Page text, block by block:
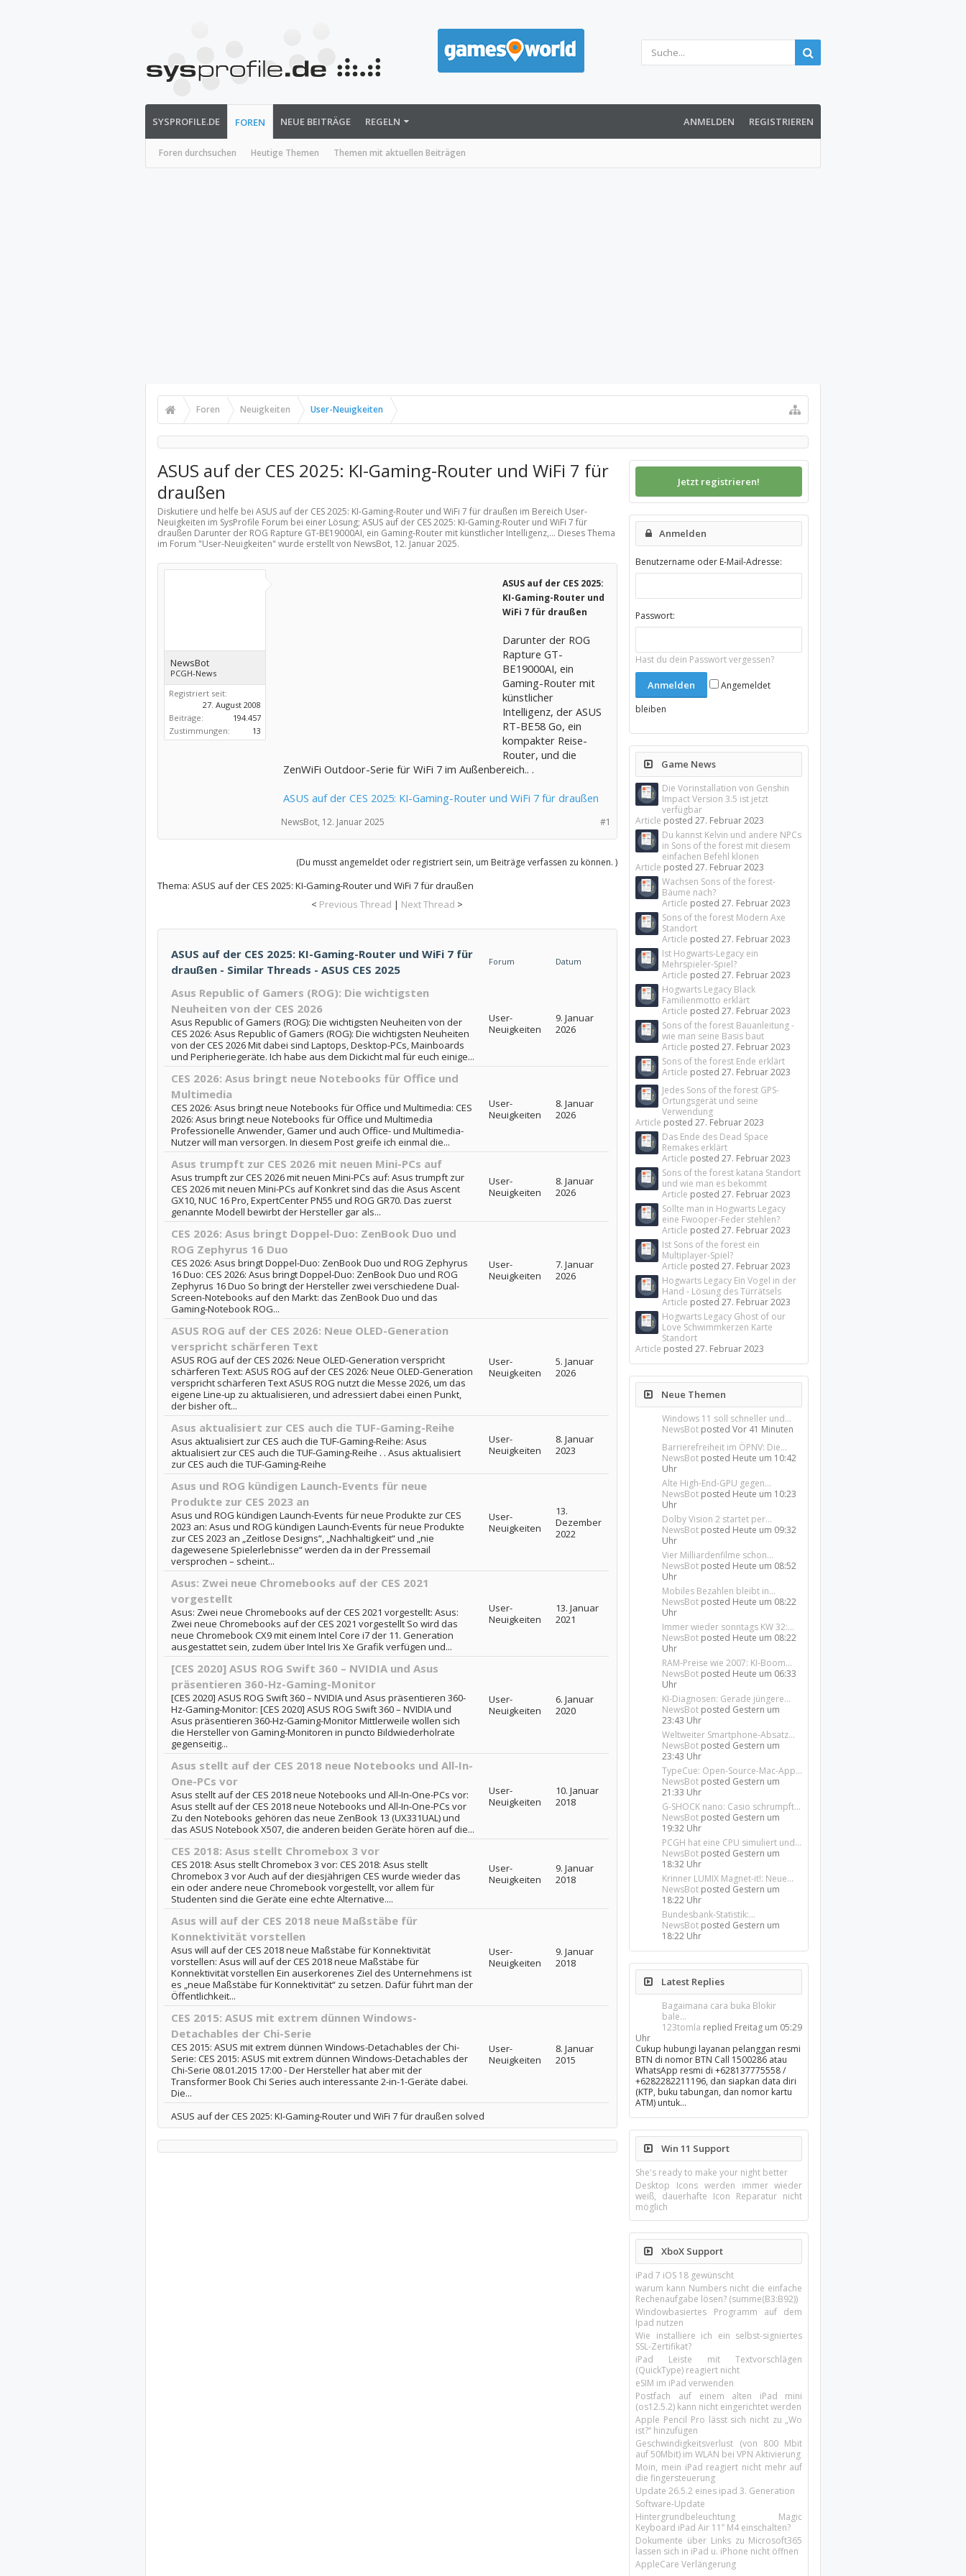
SYSPROFILE.DE FOREN
Foren durchsuchen Heutige Themen Themen mit aktuellen Beiträgen
NEUE BEITRÄGE REGELN ANMELDEN REGISTRIEREN
Foren Neuigkeiten User-Neuigkeiten
ASUS auf der CES 2025: KI-Gaming-Router und WiFi 7 für
draußen
Diskutiere und helfe bei ASUS auf der CES 2025: KI-Gaming-Router und WiFi 7 für draußen im Bereich User-
Neuigkeiten im SysProfile Forum bei einer Lösung; ASUS auf der CES 2025: KI-Gaming-Router und WiFi 7 für
draußen Darunter der ROG Rapture GT-BE19000AI, ein Gaming-Router mit künstlicher Intelligenz,... Dieses Thema
im Forum "User-Neuigkeiten" wurde erstellt von NewsBot, 12. Januar 2025.
NewsBot
PCGH-News
Registriert seit:
27. August 2008
Beiträge:
194.457
Zustimmungen:
13
ASUS auf der CES 2025:
KI-Gaming-Router und
WiFi 7 für draußen
Darunter der ROG
Rapture GT-
BE19000AI, ein
Gaming-Router mit
künstlicher
Intelligenz, der ASUS
RT-BE58 Go, ein
kompakter Reise-
Router, und die
ZenWiFi Outdoor-Serie für WiFi 7 im Außenbereich.. .
ASUS auf der CES 2025: KI-Gaming-Router und WiFi 7 für draußen
#1
NewsBot, 12. Januar 2025
(Du musst angemeldet oder registriert sein, um Beiträge verfassen zu können. )
Thema: ASUS auf der CES 2025: KI-Gaming-Router und WiFi 7 für draußen
< Previous Thread | Next Thread >
ASUS auf der CES 2025: KI-Gaming-Router und WiFi 7 für
draußen - Similar Threads - ASUS CES 2025
Forum Datum
Asus Republic of Gamers (ROG): Die wichtigsten
Neuheiten von der CES 2026
Asus Republic of Gamers (ROG): Die wichtigsten Neuheiten von der
CES 2026: Asus Republic of Gamers (ROG): Die wichtigsten Neuheiten
von der CES 2026 Mit dabei sind Laptops, Desktop-PCs, Mainboards
und Peripheriegeräte. Ich habe aus dem Dickicht mal für euch einige...
User-
Neuigkeiten
9. Januar
2026
CES 2026: Asus bringt neue Notebooks für Office und
Multimedia
CES 2026: Asus bringt neue Notebooks für Office und Multimedia: CES
2026: Asus bringt neue Notebooks für Office und Multimedia
Professionelle Anwender, Gamer und auch Office- und Multimedia-
Nutzer will man versorgen. In diesem Post greife ich einmal die...
User-
Neuigkeiten
8. Januar
2026
Asus trumpft zur CES 2026 mit neuen Mini-PCs auf
Asus trumpft zur CES 2026 mit neuen Mini-PCs auf: Asus trumpft zur
CES 2026 mit neuen Mini-PCs auf Konkret sind das die Asus Ascent
GX10, NUC 16 Pro, ExpertCenter PN55 und ROG GR70. Das zuerst
genannte Modell bewirbt der Hersteller gar als...
User-
Neuigkeiten
8. Januar
2026
CES 2026: Asus bringt Doppel-Duo: ZenBook Duo und
ROG Zephyrus 16 Duo
CES 2026: Asus bringt Doppel-Duo: ZenBook Duo und ROG Zephyrus
16 Duo: CES 2026: Asus bringt Doppel-Duo: ZenBook Duo und ROG
Zephyrus 16 Duo So bringt der Hersteller zwei verschiedene Dual-
Screen-Notebooks auf den Markt: das ZenBook Duo und das
Gaming-Notebook ROG...
User-
Neuigkeiten
7. Januar
2026
ASUS ROG auf der CES 2026: Neue OLED-Generation
verspricht schärferen Text
ASUS ROG auf der CES 2026: Neue OLED-Generation verspricht
schärferen Text: ASUS ROG auf der CES 2026: Neue OLED-Generation
verspricht schärferen Text ASUS ROG nutzt die Messe 2026, um das
eigene Line-up zu aktualisieren, und adressiert dabei einen Punkt,
der bisher oft...
User-
Neuigkeiten
5. Januar
2026
Asus aktualisiert zur CES auch die TUF-Gaming-Reihe
Asus aktualisiert zur CES auch die TUF-Gaming-Reihe: Asus
aktualisiert zur CES auch die TUF-Gaming-Reihe . . Asus aktualisiert
zur CES auch die TUF-Gaming-Reihe
User-
Neuigkeiten
8. Januar
2023
Asus und ROG kündigen Launch-Events für neue
Produkte zur CES 2023 an
Asus und ROG kündigen Launch-Events für neue Produkte zur CES
2023 an: Asus und ROG kündigen Launch-Events für neue Produkte
zur CES 2023 an „Zeitlose Designs“, „Nachhaltigkeit“ und „nie
dagewesene Spielerlebnisse“ werden da in der Pressemail
versprochen – scheint...
User-
Neuigkeiten
13.
Dezember
2022
Asus: Zwei neue Chromebooks auf der CES 2021
vorgestellt
Asus: Zwei neue Chromebooks auf der CES 2021 vorgestellt: Asus:
Zwei neue Chromebooks auf der CES 2021 vorgestellt So wird das
neue Chromebook CX9 mit einem Intel Core i7 der 11. Generation
ausgestattet sein, zudem über Intel Iris Xe Grafik verfügen und...
User-
Neuigkeiten
13. Januar
2021
[CES 2020] ASUS ROG Swift 360 – NVIDIA und Asus
präsentieren 360-Hz-Gaming-Monitor
[CES 2020] ASUS ROG Swift 360 – NVIDIA und Asus präsentieren 360-
Hz-Gaming-Monitor: [CES 2020] ASUS ROG Swift 360 – NVIDIA und
Asus präsentieren 360-Hz-Gaming-Monitor Mittlerweile wollen sich
die Hersteller von Gaming-Monitoren in puncto Bildwiederholrate
gegenseitig...
User-
Neuigkeiten
6. Januar
2020
Asus stellt auf der CES 2018 neue Notebooks und All-In-
One-PCs vor
Asus stellt auf der CES 2018 neue Notebooks und All-In-One-PCs vor:
Asus stellt auf der CES 2018 neue Notebooks und All-In-One-PCs vor
Zu den Notebooks gehören das neue ZenBook 13 (UX331UAL) und
das ASUS Notebook X507, die anderen beiden Geräte hören auf die...
User-
Neuigkeiten
10. Januar
2018
CES 2018: Asus stellt Chromebox 3 vor
CES 2018: Asus stellt Chromebox 3 vor: CES 2018: Asus stellt
Chromebox 3 vor Auch auf der diesjährigen CES wurde wieder das
ein oder andere neue Chromebook vorgestellt, vor allem für
Studenten sind die Geräte eine echte Alternative....
User-
Neuigkeiten
9. Januar
2018
Asus will auf der CES 2018 neue Maßstäbe für
Konnektivität vorstellen
Asus will auf der CES 2018 neue Maßstäbe für Konnektivität
vorstellen: Asus will auf der CES 2018 neue Maßstäbe für
Konnektivität vorstellen Ein auserkorenes Ziel des Unternehmens ist
es „neue Maßstäbe für Konnektivität“ zu setzen. Dafür führt man der
Öffentlichkeit...
User-
Neuigkeiten
9. Januar
2018
CES 2015: ASUS mit extrem dünnen Windows-
Detachables der Chi-Serie
CES 2015: ASUS mit extrem dünnen Windows-Detachables der Chi-
Serie: CES 2015: ASUS mit extrem dünnen Windows-Detachables der
Chi-Serie 08.01.2015 17:00 - Der Hersteller hat aber mit der
Transformer Book Chi Series auch interessante 2-in-1-Geräte dabei.
Die...
User-
Neuigkeiten
8. Januar
2015
ASUS auf der CES 2025: KI-Gaming-Router und WiFi 7 für draußen solved
Jetzt registrieren!
Anmelden
Benutzername oder E-Mail-Adresse:
Passwort:
Hast du dein Passwort vergessen?
Angemeldet
bleiben
Game News
Die Vorinstallation von Genshin
Impact Version 3.5 ist jetzt
verfügbar
Article posted27. Februar 2023
Du kannst Kelvin und andere NPCs
in Sons of the forest mit diesem
einfachen Befehl klonen
Article posted27. Februar 2023
Wachsen Sons of the forest-
Bäume nach?
Article posted27. Februar 2023
Sons of the forest Modern Axe
Standort
Article posted27. Februar 2023
Ist Hogwarts-Legacy ein
Mehrspieler-Spiel?
Article posted27. Februar 2023
Hogwarts Legacy Black
Familienmotto erklärt
Article posted27. Februar 2023
Sons of the forest Bauanleitung -
wie man seine Basis baut
Article posted27. Februar 2023
Sons of the forest Ende erklärt
Article posted27. Februar 2023
Jedes Sons of the forest GPS-
Ortungsgerät und seine
Verwendung
Article posted27. Februar 2023
Das Ende des Dead Space
Remakes erklärt
Article posted27. Februar 2023
Sons of the forest katana Standort
und wie man es bekommt
Article posted27. Februar 2023
Sollte man in Hogwarts Legacy
eine Fwooper-Feder stehlen?
Article posted27. Februar 2023
Ist Sons of the forest ein
Multiplayer-Spiel?
Article posted27. Februar 2023
Hogwarts Legacy Ein Vogel in der
Hand - Lösung des Türrätsels
Article posted27. Februar 2023
Hogwarts Legacy Ghost of our
Love Schwimmkerzen Karte
Standort
Article posted27. Februar 2023
Neue Themen
Windows 11 soll schneller und...
NewsBot postedVor 41 Minuten
Barrierefreiheit im ÖPNV: Die...
NewsBot posted Heute um 10:42
Uhr
Alte High-End-GPU gegen...
NewsBot posted Heute um 10:23
Uhr
Dolby Vision 2 startet per...
NewsBot posted Heute um 09:32
Uhr
Vier Milliardenfilme schon...
NewsBot posted Heute um 08:52
Uhr
Mobiles Bezahlen bleibt in...
NewsBot posted Heute um 08:22
Uhr
Immer wieder sonntags KW 32:...
NewsBot posted Heute um 08:22
Uhr
RAM-Preise wie 2007: KI-Boom...
NewsBot posted Heute um 06:33
Uhr
KI-Diagnosen: Gerade jüngere...
NewsBot posted Gestern um
23:43 Uhr
Weltweiter Smartphone-Absatz...
NewsBot posted Gestern um
23:43 Uhr
TypeCue: Open-Source-Mac-App...
NewsBot posted Gestern um
21:33 Uhr
G-SHOCK nano: Casio schrumpft...
NewsBot posted Gestern um
19:32 Uhr
PCGH hat eine CPU simuliert und...
NewsBot posted Gestern um
18:32 Uhr
Krinner LUMIX Magnet-it!: Neue...
NewsBot posted Gestern um
18:22 Uhr
Bundesbank-Statistik:...
NewsBot posted Gestern um
18:22 Uhr
Latest Replies
Bagaimana cara buka Blokir
bale...
123tomla replied Freitag um 05:29
Uhr
Cukup hubungi layanan pelanggan resmi
BTN di nomor BTN Call 1500286 atau
WhatsApp resmi di +628137775558 /
+6282282211196, dan siapkan data diri
(KTP, buku tabungan, dan nomor kartu
ATM) untuk…
Win 11 Support
She's ready to make your night better
Desktop Icons werden immer wieder
weiß, dauerhafte Icon Reparatur nicht
möglich
XboX Support
iPad 7 iOS 18 gewünscht
warum kann Numbers nicht die einfache
Rechenaufgabe lösen? (summe(B3:B92))
Windowbasiertes Programm auf dem
Ipad nutzen
Wie installiere ich ein selbst-signiertes
SSL-Zertifikat?
iPad Leiste mit Textvorschlägen
(QuickType) reagiert nicht
eSIM im iPad verwenden
Postfach auf einem alten iPad mini
(os12.5.2) kann nicht eingerichtet werden
Apple Pencil Pro lässt sich nicht zu „Wo
ist?“ hinzufügen
Geschwindigkeitsverlust (von 800 Mbit
auf 50Mbit) im WLAN bei VPN Aktivierung
Moin, mein iPad reagiert nicht mehr auf
die fingersteuerung
Update 26.5.2 eines ipad 3. Generation
Software-Update
Hintergrundbeleuchtung Magic
Keyboard iPad Air 11’’ M4 einschalten?
Dokumente über Links zu Microsoft365
lassen sich in iPad u. iPhone nicht öffnen
AppleCare Verlängerung